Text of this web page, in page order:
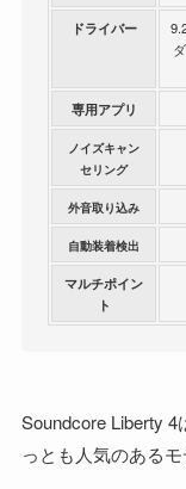
ドライバー
専用アプリ
ノイズキャン
セリング
外音取り込み
自動装着検出
マルチポイン
ト
Soundcore Liberty
っとも人気のあるモ